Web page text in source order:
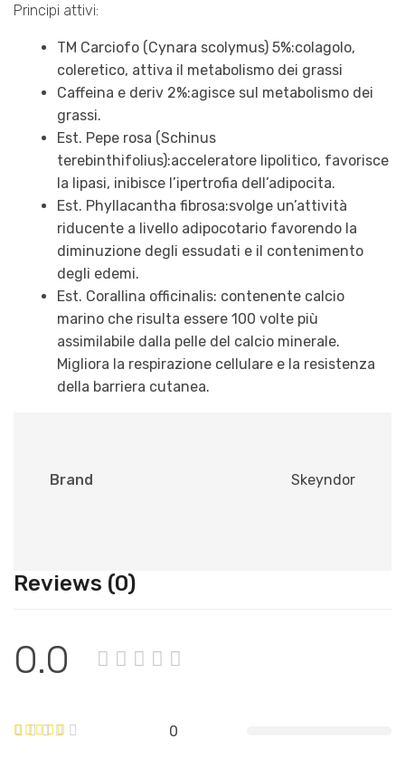
Principi attivi:
TM Carciofo (Cynara scolymus) 5%:colagolo,
coleretico, attiva il metabolismo dei grassi
Caffeina e deriv 2%:agisce sul metabolismo dei
grassi.
Est. Pepe rosa (Schinus
terebinthifolius):acceleratore lipolitico, favorisce
la lipasi, inibisce l’ipertrofia dell’adipocita.
Est. Phyllacantha fibrosa:svolge un’attività
riducente a livello adipocotario favorendo la
diminuzione degli essudati e il contenimento
degli edemi.
Est. Corallina officinalis: contenente calcio
marino che risulta essere 100 volte più
assimilabile dalla pelle del calcio minerale.
Migliora la respirazione cellulare e la resistenza
della barriera cutanea.
Brand Skeyndor
Reviews (0)
0.0
0